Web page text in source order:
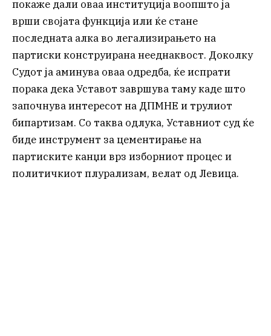
покаже дали оваа институција воопшто ја
врши својата функција или ќе стане
последната алка во легализирањето на
партиски конструирана нееднаквост. Доколку
Судот ја аминува оваа одредба, ќе испрати
порака дека Уставот завршува таму каде што
започнува интересот на ДПМНЕ и трулиот
бипартизам. Со таква одлука, Уставниот суд ќе
биде инструмент за цементирање на
партиските канџи врз изборниот процес и
политичкиот плурализам, велат од Левица.